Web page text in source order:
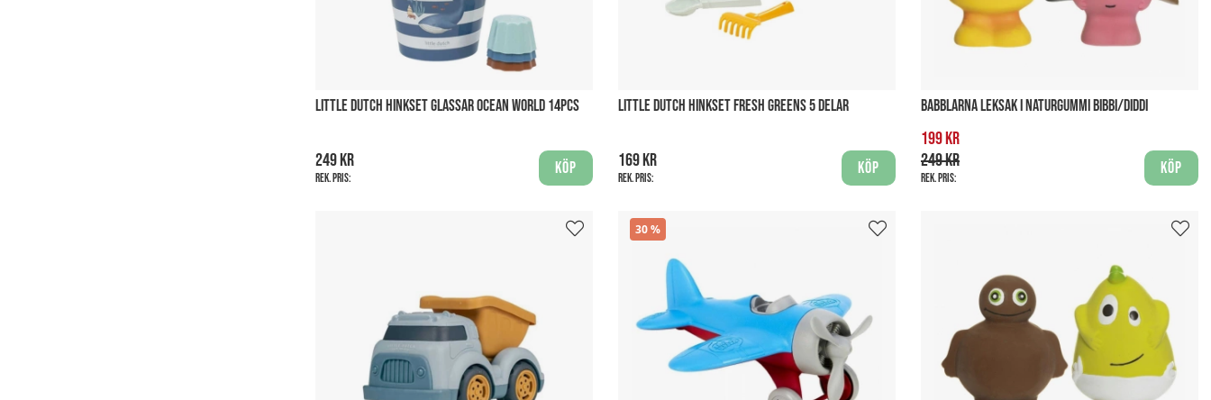
LITTLE DUTCH HINKSET GLASSAR OCEAN WORLD 14PCS
249 kr
Rek. pris:
Köp
LITTLE DUTCH HINKSET FRESH GREENS 5 DELAR
169 kr
Rek. pris:
Köp
BABBLARNA LEKSAK I NATURGUMMI BIBBI/DIDDI
199 kr
249 kr
Rek. pris:
Köp
30